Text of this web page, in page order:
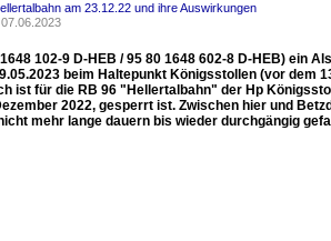
am 23.12.22 und ihre Auswirkungen
102-9 D-HEB / 95 80 1648 602-8 D-HEB) ein
beim Haltepunkt Königsstollen (vor dem
ist für die RB 96 "Hellertalbahn" der Hp
2022, gesperrt ist. Zwischen hier und
mehr lange dauern bis wieder durchgängig